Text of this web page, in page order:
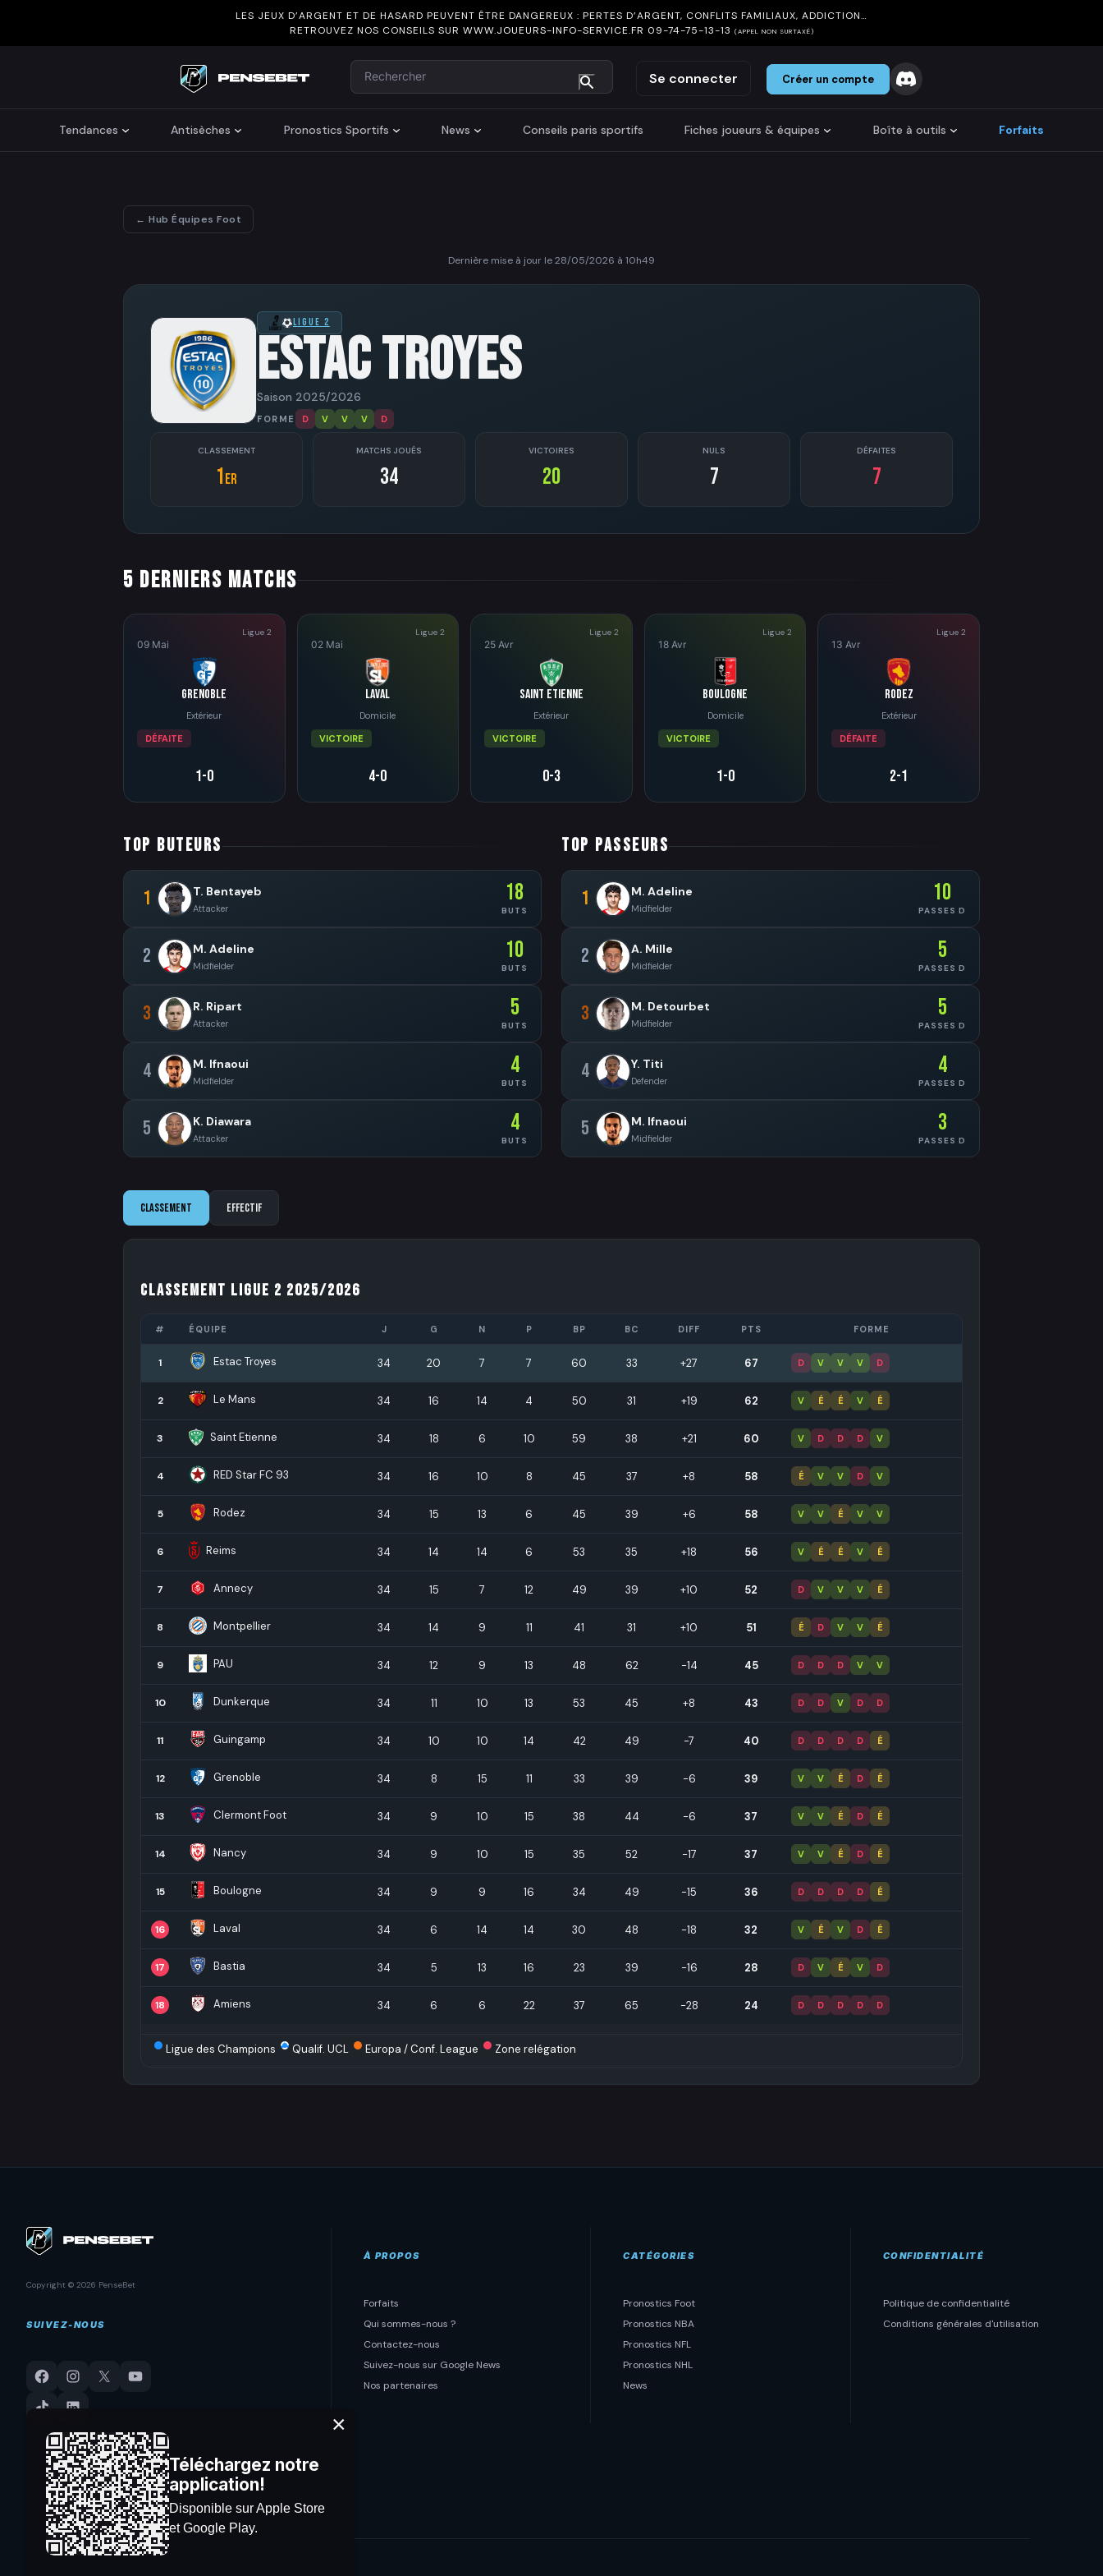
LES JEUX D’ARGENT ET DE HASARD PEUVENT ÊTRE DANGEREUX : PERTES D’ARGENT, CONFLITS FAMILIAUX, ADDICTION…
RETROUVEZ NOS CONSEILS SUR WWW.JOUEURS-INFO-SERVICE.FR 09-74-75-13-13 (APPEL NON SURTAXÉ)
Rechercher
Search Se connecter Créer un compte
Tendances Antisèches Pronostics Sportifs News Conseils paris sportifs Fiches joueurs & équipes Boîte à outils Forfaits
← Hub Équipes Foot
Dernière mise à jour le 28/05/2026 à 10h49
LIGUE 2
ESTAC TROYES
Saison 2025/2026
FORME D V V V D
CLASSEMENT
1 er
MATCHS JOUÉS
34
VICTOIRES
20
NULS
7
DÉFAITES
7
5 derniers matchs
09 Mai
Ligue 2
Grenoble
Extérieur
DÉFAITE
1-0
02 Mai
Ligue 2
Laval
Domicile
VICTOIRE
4-0
25 Avr
Ligue 2
Saint Etienne
Extérieur
VICTOIRE
0-3
18 Avr
Ligue 2
Boulogne
Domicile
VICTOIRE
1-0
13 Avr
Ligue 2
Rodez
Extérieur
DÉFAITE
2-1
TOP BUTEURS
1 T. Bentayeb
Attacker
18
BUTS
2 M. Adeline
Midfielder
10
BUTS
3 R. Ripart
Attacker
5
BUTS
4 M. Ifnaoui
Midfielder
4
BUTS
5 K. Diawara
Attacker
4
BUTS
TOP PASSEURS
1 M. Adeline
Midfielder
10
PASSES D
2 A. Mille
Midfielder
5
PASSES D
3 M. Detourbet
Midfielder
5
PASSES D
4 Y. Titi
Defender
4
PASSES D
5 M. Ifnaoui
Midfielder
3
PASSES D
Classement Effectif
Classement Ligue 2 2025/2026
# ÉQUIPE J G N P BP BC DIFF PTS FORME
1 Estac Troyes 34 20 7 7 60 33 +27 67 D V V V D
2 Le Mans 34 16 14 4 50 31 +19 62 V É É V É
3 Saint Etienne 34 18 6 10 59 38 +21 60 V D D D V
4 RED Star FC 93 34 16 10 8 45 37 +8 58 É V V D V
5 Rodez 34 15 13 6 45 39 +6 58 V V É V V
6 Reims 34 14 14 6 53 35 +18 56 V É É V É
7 Annecy 34 15 7 12 49 39 +10 52 D V V V É
8 Montpellier 34 14 9 11 41 31 +10 51 É D V V É
9 PAU 34 12 9 13 48 62 -14 45 D D D V V
10 Dunkerque 34 11 10 13 53 45 +8 43 D D V D D
11 Guingamp 34 10 10 14 42 49 -7 40 D D D D É
12 Grenoble 34 8 15 11 33 39 -6 39 V V É D É
13 Clermont Foot 34 9 10 15 38 44 -6 37 V V É D É
14 Nancy 34 9 10 15 35 52 -17 37 V V É D É
15 Boulogne 34 9 9 16 34 49 -15 36 D D D D É
16 Laval 34 6 14 14 30 48 -18 32 V É V D É
17 Bastia 34 5 13 16 23 39 -16 28 D V É V D
18 Amiens 34 6 6 22 37 65 -28 24 D D D D D
Ligue des Champions Qualif. UCL Europa / Conf. League Zone relégation
Copyright © 2026 PenseBet
SUIVEZ-NOUS
À PROPOS
Forfaits
Qui sommes-nous ?
Contactez-nous
Suivez-nous sur Google News
Nos partenaires
CATÉGORIES
Pronostics Foot
Pronostics NBA
Pronostics NFL
Pronostics NHL
News
CONFIDENTIALITÉ
Politique de confidentialité
Conditions générales d'utilisation
Téléchargez notre
application!
Disponible sur Apple Store
et Google Play.
×